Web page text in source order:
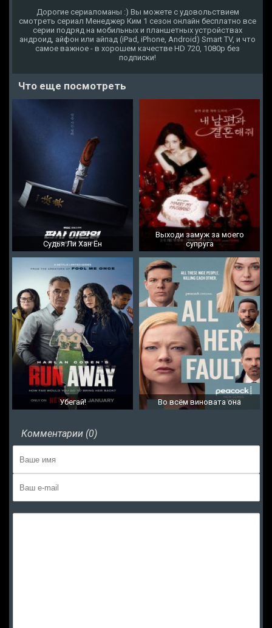
Дорогие сериаломаны :) Вы можете с удовольствием
смотреть сериал Менеджер Ким 1 сезон онлайн бесплатно все
серии подряд на мобильных и планшетных устройствах
андроид, айфон или айпад (iPad, iPhone, Android) Smart TV, и что
самое важное - в хорошем качестве HD 720, 1080p без
подписки!
Что еще посмотреть
Судья Ли Хан Ён
Выходи замуж за моего
супруга
Убегай! Во всём виновата она
Комментарии (0)